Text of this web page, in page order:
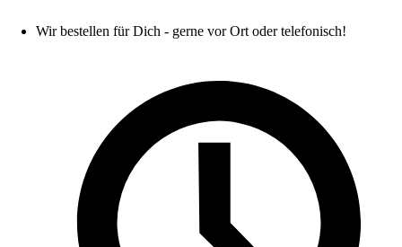
Wir bestellen für Dich - gerne vor Ort oder telefonisch!